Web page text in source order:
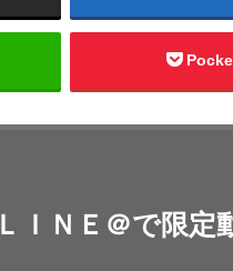
ＬＩＮＥ＠で限定